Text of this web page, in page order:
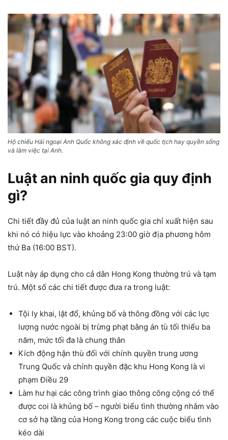
Hộ chiếu Hải ngoại Anh Quốc không xác định về quốc tịch hay quyền sống
và làm việc tại Anh.
Luật an ninh quốc gia quy định
gì?
Chi tiết đầy đủ của luật an ninh quốc gia chỉ xuất hiện sau
khi nó có hiệu lực vào khoảng 23:00 giờ địa phương hôm
thứ Ba (16:00 BST).
Luật này áp dụng cho cả dân Hong Kong thường trú và tạm
trú. Một số các chi tiết được đưa ra trong luật:
Tội ly khai, lật đổ, khủng bố và thông đồng với các lực
lượng nước ngoài bị trừng phạt bằng án tù tối thiểu ba
năm, mức tối đa là chung thân
Kích động hận thù đối với chính quyền trung ương
Trung Quốc và chính quyền đặc khu Hong Kong là vi
phạm Điều 29
Làm hư hại các công trình giao thông công cộng có thể
được coi là khủng bố – người biểu tình thường nhắm vào
cơ sở hạ tầng của Hong Kong trong các cuộc biểu tình
kéo dài